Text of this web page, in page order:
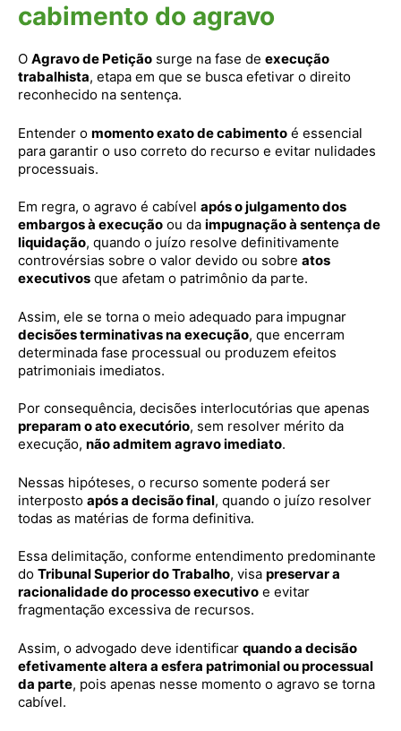
cabimento do agravo
O Agravo de Petição surge na fase de execução
trabalhista, etapa em que se busca efetivar o direito
reconhecido na sentença.
Entender o momento exato de cabimento é essencial
para garantir o uso correto do recurso e evitar nulidades
processuais.
Em regra, o agravo é cabível após o julgamento dos
embargos à execução ou da impugnação à sentença de
liquidação, quando o juízo resolve definitivamente
controvérsias sobre o valor devido ou sobre atos
executivos que afetam o patrimônio da parte.
Assim, ele se torna o meio adequado para impugnar
decisões terminativas na execução, que encerram
determinada fase processual ou produzem efeitos
patrimoniais imediatos.
Por consequência, decisões interlocutórias que apenas
preparam o ato executório, sem resolver mérito da
execução, não admitem agravo imediato.
Nessas hipóteses, o recurso somente poderá ser
interposto após a decisão final, quando o juízo resolver
todas as matérias de forma definitiva.
Essa delimitação, conforme entendimento predominante
do Tribunal Superior do Trabalho, visa preservar a
racionalidade do processo executivo e evitar
fragmentação excessiva de recursos.
Assim, o advogado deve identificar quando a decisão
efetivamente altera a esfera patrimonial ou processual
da parte, pois apenas nesse momento o agravo se torna
cabível.